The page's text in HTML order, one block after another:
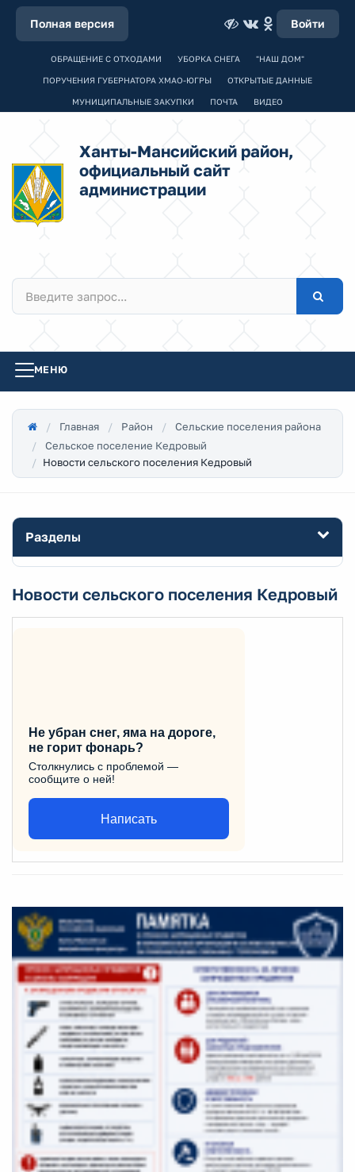
Полная версия Войти
ОБРАЩЕНИЕ С ОТХОДАМИ УБОРКА СНЕГА "НАШ ДОМ"
ПОРУЧЕНИЯ ГУБЕРНАТОРА ХМАО-ЮГРЫ ОТКРЫТЫЕ ДАННЫЕ
МУНИЦИПАЛЬНЫЕ ЗАКУПКИ ПОЧТА ВИДЕО
Ханты-Мансийский район,
официальный сайт
администрации
МЕНЮ
Главная Район
Сельские поселения района
Сельское поселение Кедровый
Новости сельского поселения Кедровый
Разделы
Новости сельского поселения Кедровый
Не убран снег, яма на дороге,
не горит фонарь?
Столкнулись с проблемой —
сообщите о ней!
Написать